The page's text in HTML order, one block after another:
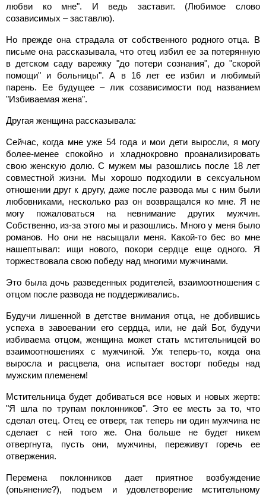
любви ко мне". И ведь заставит. (Любимое слово
созависимых – заставлю).
Но прежде она страдала от собственного родного отца. В
письме она рассказывала, что отец избил ее за потерянную
в детском саду варежку "до потери сознания", до "скорой
помощи" и больницы". А в 16 лет ее избил и любимый
парень. Ее будущее – лик созависимости под названием
"Избиваемая жена".
Другая женщина рассказывала:
Сейчас, когда мне уже 54 года и мои дети выросли, я могу
более-менее спокойно и хладнокровно проанализировать
свою женскую долю. С мужем мы разошлись после 18 лет
совместной жизни. Мы хорошо подходили в сексуальном
отношении друг к другу, даже после развода мы с ним были
любовниками, несколько раз он возвращался ко мне. Я не
могу пожаловаться на невнимание других мужчин.
Собственно, из-за этого мы и разошлись. Много у меня было
романов. Но они не насыщали меня. Какой-то бес во мне
нашептывал: ищи нового, покори сердце еще одного. Я
торжествовала свою победу над многими мужчинами.
Это была дочь разведенных родителей, взаимоотношения с
отцом после развода не поддерживались.
Будучи лишенной в детстве внимания отца, не добившись
успеха в завоевании его сердца, или, не дай Бог, будучи
избиваема отцом, женщина может стать мстительницей во
взаимоотношениях с мужчиной. Уж теперь-то, когда она
выросла и расцвела, она испытает восторг победы над
мужским племенем!
Мстительница будет добиваться все новых и новых жертв:
"Я шла по трупам поклонников". Это ее месть за то, что
сделал отец. Отец ее отверг, так теперь ни один мужчина не
сделает с ней того же. Она больше не будет никем
отвергнута, пусть они, мужчины, переживут горечь ее
отвержения.
Перемена поклонников дает приятное возбуждение
(опьянение?), подъем и удовлетворение мстительному